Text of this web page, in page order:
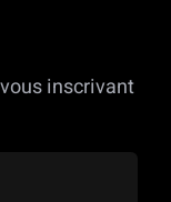
inscrivant